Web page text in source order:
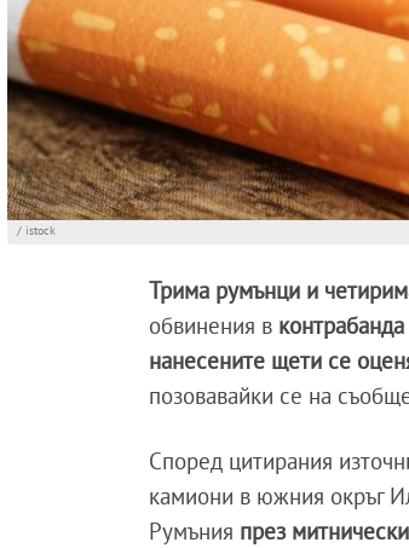
/ istock
Трима румънци и
обвинения в
нанесените щети се
позовавайки се на
Според цитирания
камиони в южния окръг
Румъния през